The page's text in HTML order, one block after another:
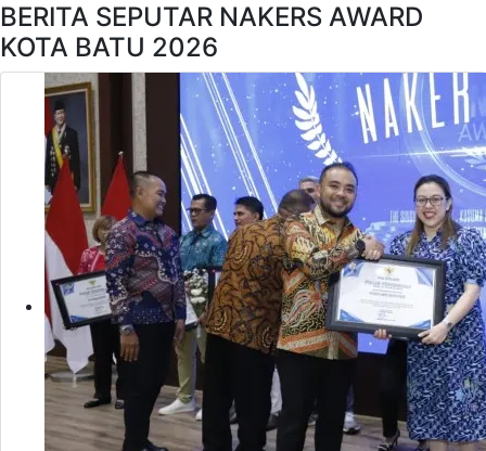
BERITA SEPUTAR NAKERS AWARD
KOTA BATU 2026